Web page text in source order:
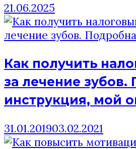
21.06.2025
Как получить
за лечение зубов.
инструкция, мой
31.01.201903.02.2021